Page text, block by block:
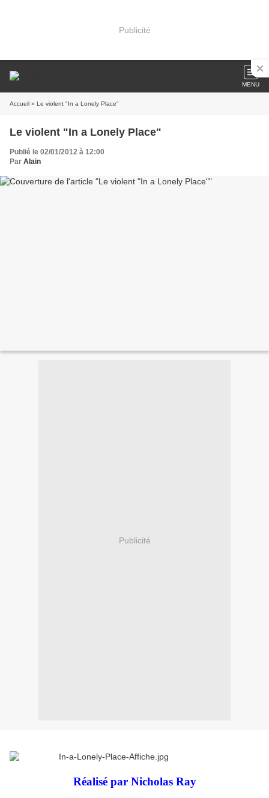
Publicité
MENU
Accueil » Le violent "In a Lonely Place"
Le violent "In a Lonely Place"
Publié le 02/01/2012 à 12:00
Par Alain
Publicité
Réalisé par Nicholas Ray